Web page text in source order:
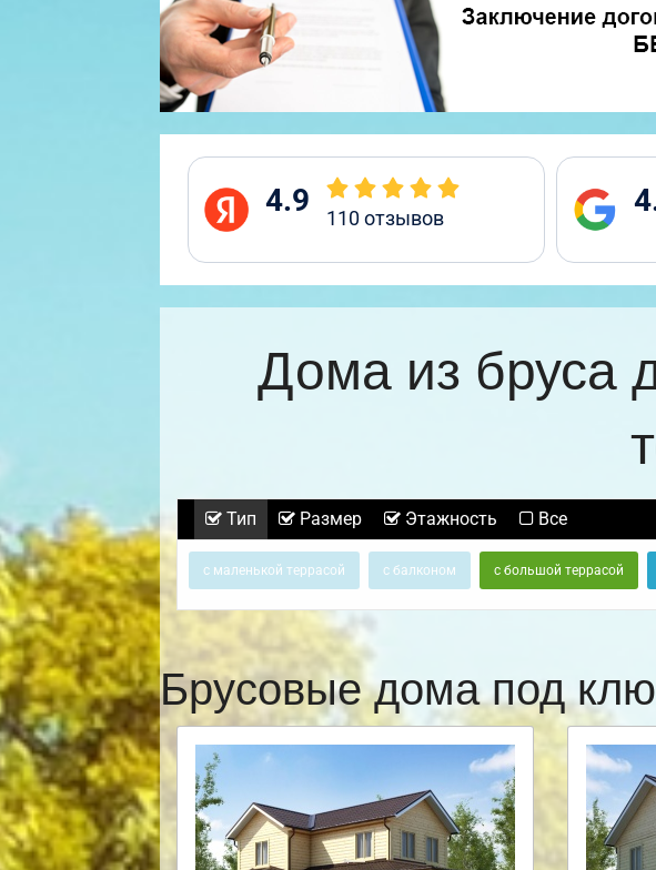
4.9 110отзывов
Дома из бруса
Тип Размер Этажность Все
с маленькой террасой с балконом с большой террасой
Брусовые дома под